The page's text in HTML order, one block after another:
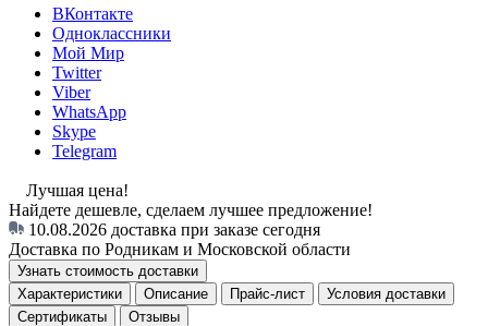
ВКонтакте
Одноклассники
Мой Мир
Twitter
Viber
WhatsApp
Skype
Telegram
Лучшая цена!
Найдете дешевле, сделаем лучшее предложение!
10.08.2026 доставка при заказе сегодня
Доставка по Родникам и Московской области
Узнать стоимость доставки
Характеристики
Описание Прайс-лист
Условия доставки
Сертификаты
Отзывы